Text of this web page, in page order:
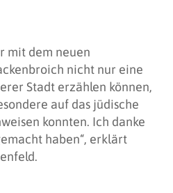
mit dem neuen
nicht nur eine
Stadt erzählen können,
auf das jüdische
konnten. Ich danke
haben“, erklärt